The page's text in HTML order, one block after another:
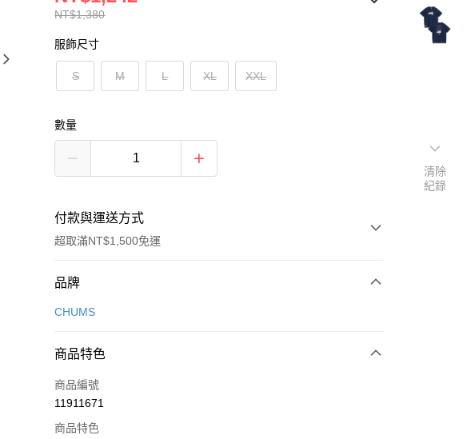
NT$1,380
服飾尺寸
S M L XL XXL
數量
付款與運送方式
超取滿NT$1,500免運
付款方式
信用卡一次付款
合作金庫商業銀行
華南商業銀行
上海商業儲蓄銀行
LINE Pay
Apple Pay
品牌
CHUMS
商品特色
商品編號
11911671
商品特色
清除
紀錄